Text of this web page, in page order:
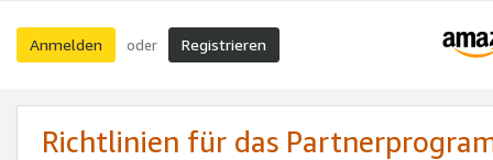
Anmelden oder Registrieren
Richtlinien für das